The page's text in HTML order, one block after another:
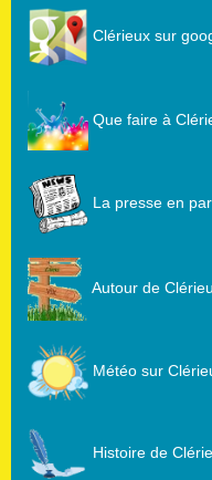
Clérieux sur
Que faire à
La presse en
Autour de
Météo sur
Histoire de